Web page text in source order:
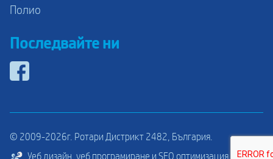
Полио
Последвайте ни
© 2009-2026г. Ротари Дистрикт 2482, България.
Уеб дизайн, уеб програмиране и SEO оптимизация